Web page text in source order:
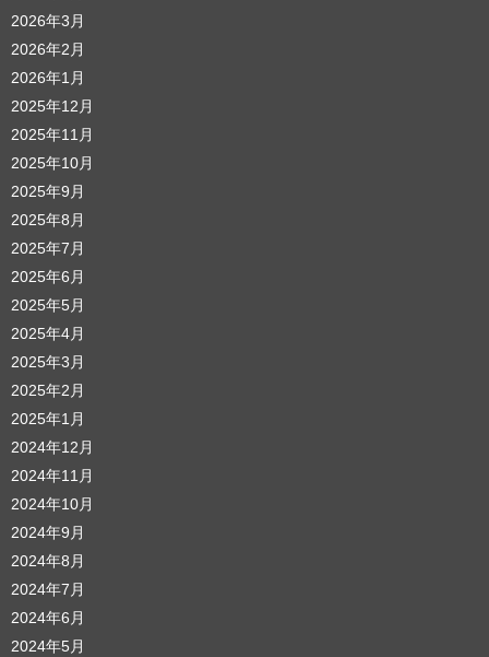
2026年3月
2026年2月
2026年1月
2025年12月
2025年11月
2025年10月
2025年9月
2025年8月
2025年7月
2025年6月
2025年5月
2025年4月
2025年3月
2025年2月
2025年1月
2024年12月
2024年11月
2024年10月
2024年9月
2024年8月
2024年7月
2024年6月
2024年5月